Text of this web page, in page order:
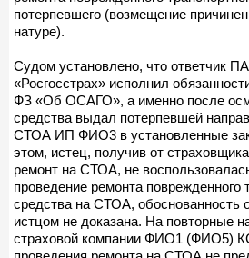
потерпевшего (возмещение
натуре).
Судом установлено, что ответчик
«Росгосстрах» исполнил
ФЗ «Об ОСАГО», а именно после
средства выдал потерпевшей
СТОА ИП ФИО3 в установленные
этом, истец, получив от
ремонт на СТОА, не
проведение ремонта поврежденного
средства на СТОА, обоснованность
истцом не доказана. На повторные
страховой компании ФИО1 (ФИО5)